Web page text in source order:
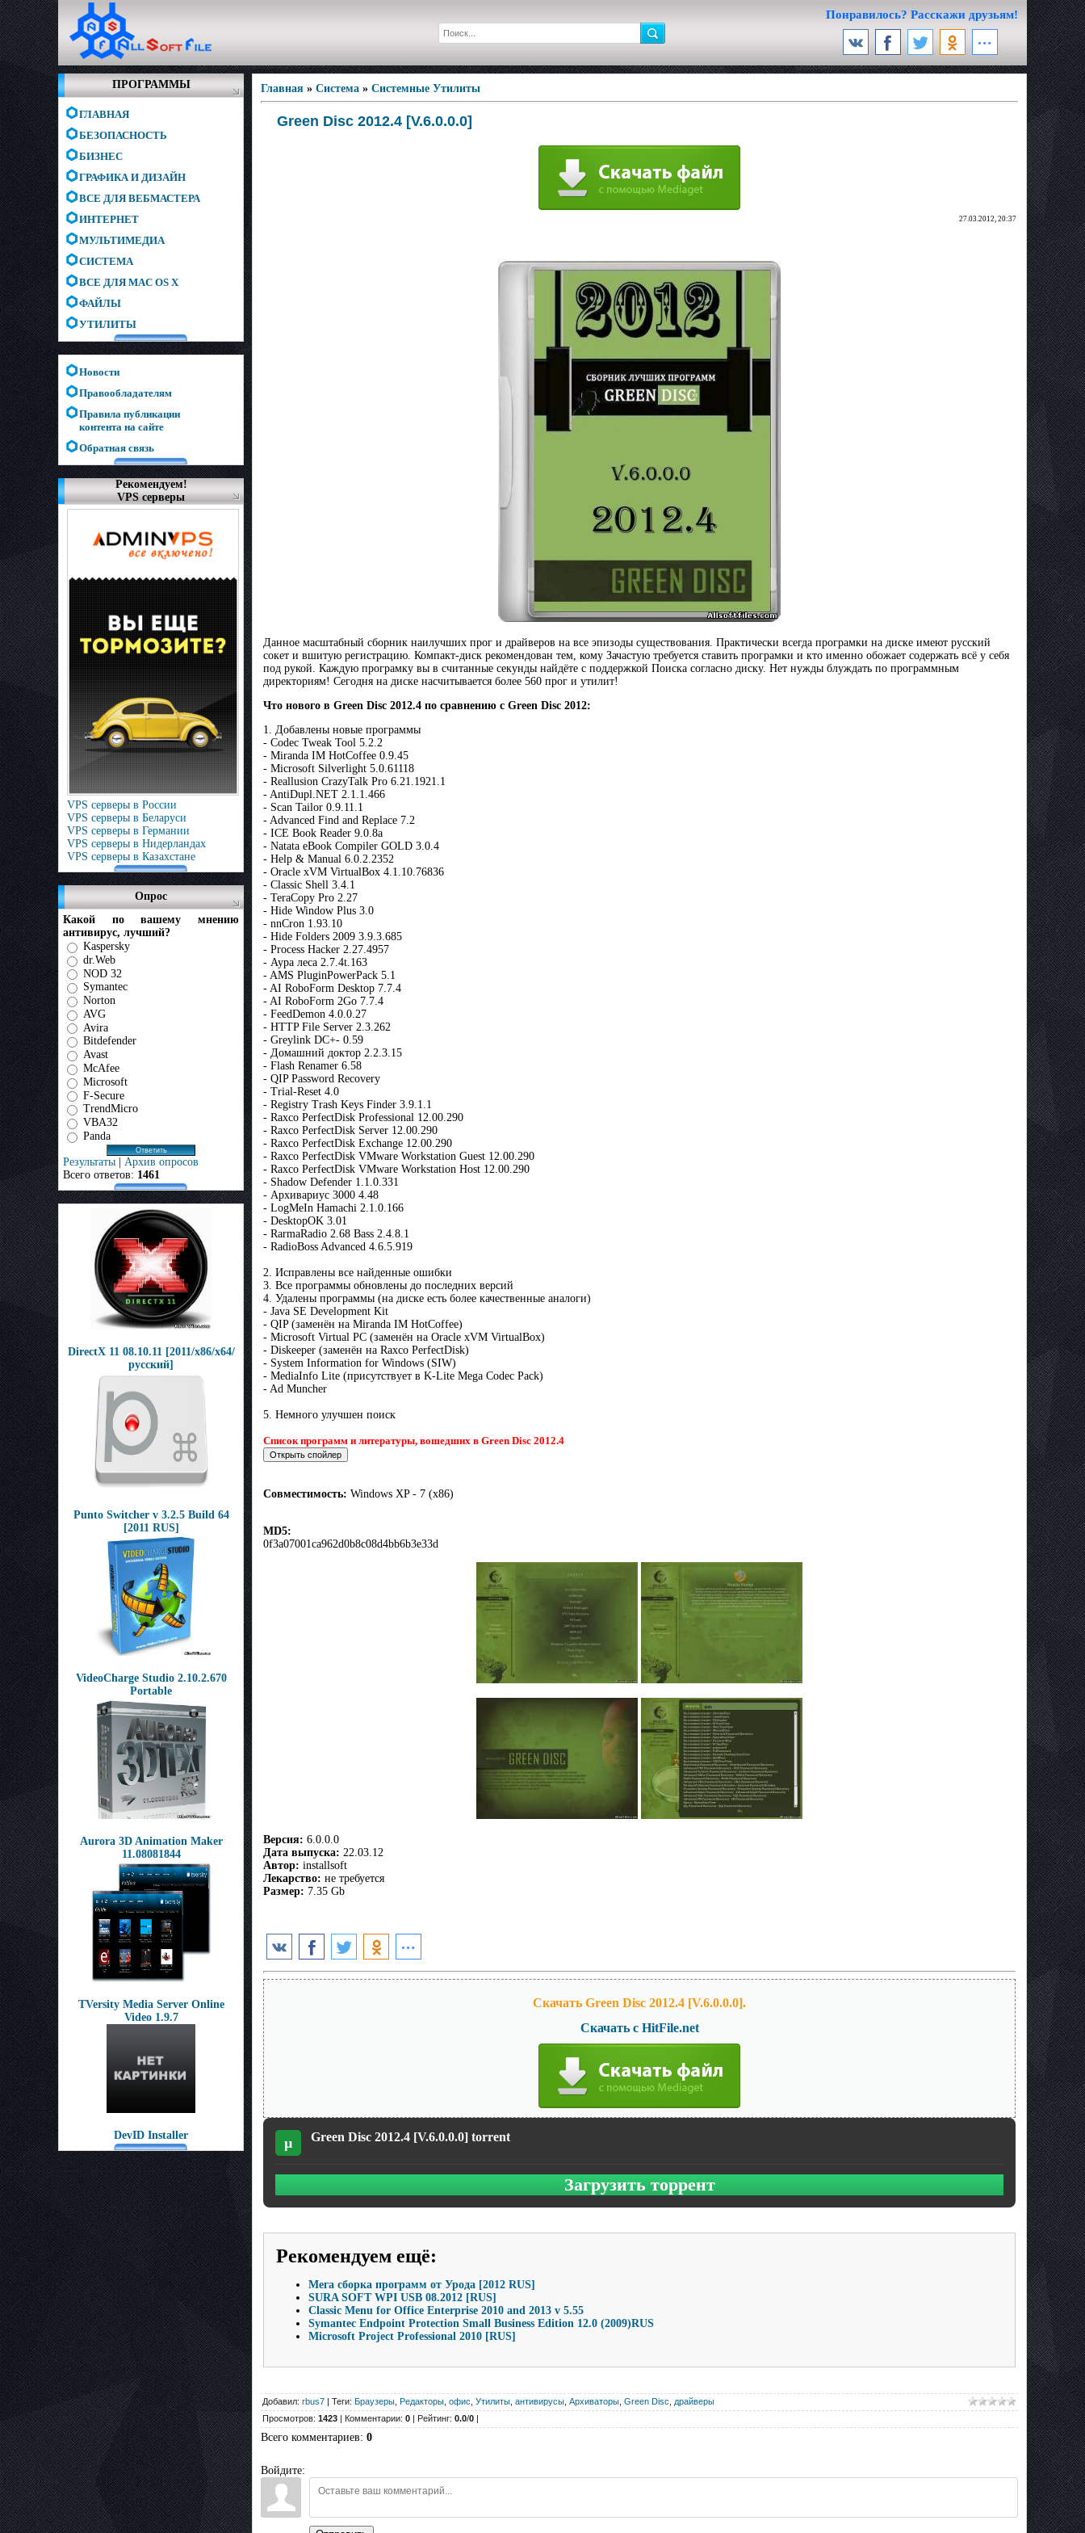
Понравилось? Расскажи друзьям!
ПРОГРАММЫ
ГЛАВНАЯ
БЕЗОПАСНОСТЬ
БИЗНЕС
ГРАФИКА И ДИЗАЙН
ВСЕ ДЛЯ ВЕБМАСТЕРА
ИНТЕРНЕТ
МУЛЬТИМЕДИА
СИСТЕМА
ВСЕ ДЛЯ MAC OS X
ФАЙЛЫ
УТИЛИТЫ
Новости
Правообладателям
Правила публикации
контента на сайте
Обратная связь
Рекомендуем!
VPS серверы
VPS серверы в России
VPS серверы в Беларуси
VPS серверы в Германии
VPS серверы в Нидерландах
VPS серверы в Казахстане
Опрос
Какой по вашему мнению
антивирус, лучший?
Kaspersky
dr.Web
NOD 32
Symantec
Norton
AVG
Avira
Bitdefender
Avast
McAfee
Microsoft
F-Secure
TrendMicro
VBA32
Panda
Результаты | Архив опросов
Всего ответов: 1461
DirectX 11 08.10.11 [2011/х86/х64/
русский]
Punto Switcher v 3.2.5 Build 64
[2011 RUS]
VideoCharge Studio 2.10.2.670
Portable
Aurora 3D Animation Maker
11.08081844
TVersity Media Server Online
Video 1.9.7
DevID Installer
Главная » Система » Системные Утилиты
Green Disc 2012.4 [V.6.0.0.0]
27.03.2012, 20:37
Данное масштабный сборник наилучших прог и драйверов на все эпизоды существования. Практически всегда програмки на диске имеют русский
сокет и вшитую регистрацию. Компакт-диск рекомендован тем, кому Зачастую требуется ставить програмки и кто именно обожает содержать всё у себя
под рукой. Каждую програмку вы в считанные секунды найдёте с поддержкой Поиска согласно диску. Нет нужды блуждать по программным
директориям! Сегодня на диске насчитывается более 560 прог и утилит!
Что нового в Green Disc 2012.4 по сравнению с Green Disc 2012:
1. Добавлены новые программы
- Codec Tweak Tool 5.2.2
- Miranda IM HotCoffee 0.9.45
- Microsoft Silverlight 5.0.61118
- Reallusion CrazyTalk Pro 6.21.1921.1
- AntiDupl.NET 2.1.1.466
- Scan Tailor 0.9.11.1
- Advanced Find and Replace 7.2
- ICE Book Reader 9.0.8a
- Natata eBook Compiler GOLD 3.0.4
- Help & Manual 6.0.2.2352
- Oracle xVM VirtualBox 4.1.10.76836
- Classic Shell 3.4.1
- TeraCopy Pro 2.27
- Hide Window Plus 3.0
- nnCron 1.93.10
- Hide Folders 2009 3.9.3.685
- Process Hacker 2.27.4957
- Аура леса 2.7.4t.163
- AMS PluginPowerPack 5.1
- AI RoboForm Desktop 7.7.4
- AI RoboForm 2Go 7.7.4
- FeedDemon 4.0.0.27
- HTTP File Server 2.3.262
- Greylink DC+- 0.59
- Домашний доктор 2.2.3.15
- Flash Renamer 6.58
- QIP Password Recovery
- Trial-Reset 4.0
- Registry Trash Keys Finder 3.9.1.1
- Raxco PerfectDisk Professional 12.00.290
- Raxco PerfectDisk Server 12.00.290
- Raxco PerfectDisk Exchange 12.00.290
- Raxco PerfectDisk VMware Workstation Guest 12.00.290
- Raxco PerfectDisk VMware Workstation Host 12.00.290
- Shadow Defender 1.1.0.331
- Архивариус 3000 4.48
- LogMeIn Hamachi 2.1.0.166
- DesktopOK 3.01
- RarmaRadio 2.68 Bass 2.4.8.1
- RadioBoss Advanced 4.6.5.919
2. Исправлены все найденные ошибки
3. Все программы обновлены до последних версий
4. Удалены программы (на диске есть более качественные аналоги)
- Java SE Development Kit
- QIP (заменён на Miranda IM HotCoffee)
- Microsoft Virtual PC (заменён на Oracle xVM VirtualBox)
- Diskeeper (заменён на Raxco PerfectDisk)
- System Information for Windows (SIW)
- MediaInfo Lite (присутствует в K-Lite Mega Codec Pack)
- Ad Muncher
5. Немного улучшен поиск
Список программ и литературы, вошедших в Green Disc 2012.4
Совместимость: Windows XP - 7 (x86)
MD5:
0f3a07001ca962d0b8c08d4bb6b3e33d
Версия: 6.0.0.0
Дата выпуска: 22.03.12
Автор: installsoft
Лекарство: не требуется
Размер: 7.35 Gb
Скачать Green Disc 2012.4 [V.6.0.0.0].
Скачать с HitFile.net
µ Green Disc 2012.4 [V.6.0.0.0] torrent
Загрузить торрент
Рекомендуем ещё:
Мега сборка программ от Урода [2012 RUS]
SURA SOFT WPI USB 08.2012 [RUS]
Classic Menu for Office Enterprise 2010 and 2013 v 5.55
Symantec Endpoint Protection Small Business Edition 12.0 (2009)RUS
Microsoft Project Professional 2010 [RUS]
Добавил: rbus7 | Теги: Браузеры Редакторы офис Утилиты антивирусы Архиваторы Green Disc
драйверы
Просмотров: 1423 | Комментарии: 0 | Рейтинг: 0.0/0 |
Всего комментариев: 0
Войдите: